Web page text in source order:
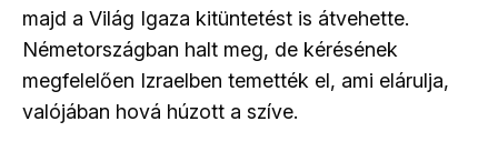
majd a Világ Igaza kitüntetést is átvehette.
Németországban halt meg, de kérésének
megfelelően Izraelben temették el, ami elárulja,
valójában hová húzott a szíve.